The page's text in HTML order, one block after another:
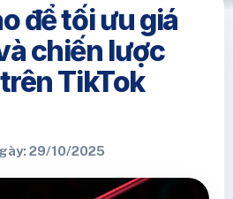
để tối ưu giá
chiến lược
TikTok
29/10/2025